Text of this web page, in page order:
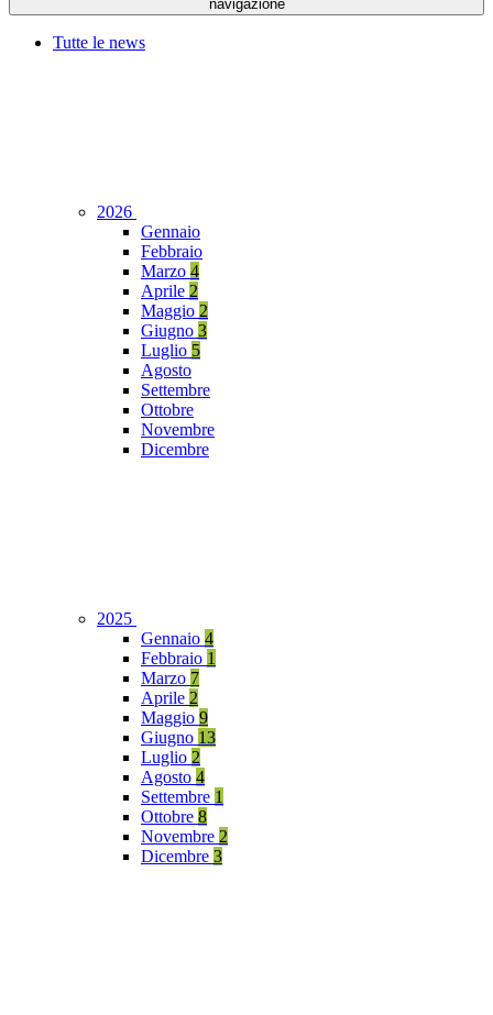
navigazione
Tutte le news
2026
Gennaio
Febbraio
Marzo 4
Aprile 2
Maggio 2
Giugno 3
Luglio 5
Agosto
Settembre
Ottobre
Novembre
Dicembre
2025
Gennaio 4
Febbraio 1
Marzo 7
Aprile 2
Maggio 9
Giugno 13
Luglio 2
Agosto 4
Settembre 1
Ottobre 8
Novembre 2
Dicembre 3